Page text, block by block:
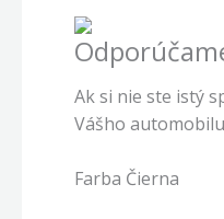
Ak si nie ste istý
Vášho
Farba Čierna